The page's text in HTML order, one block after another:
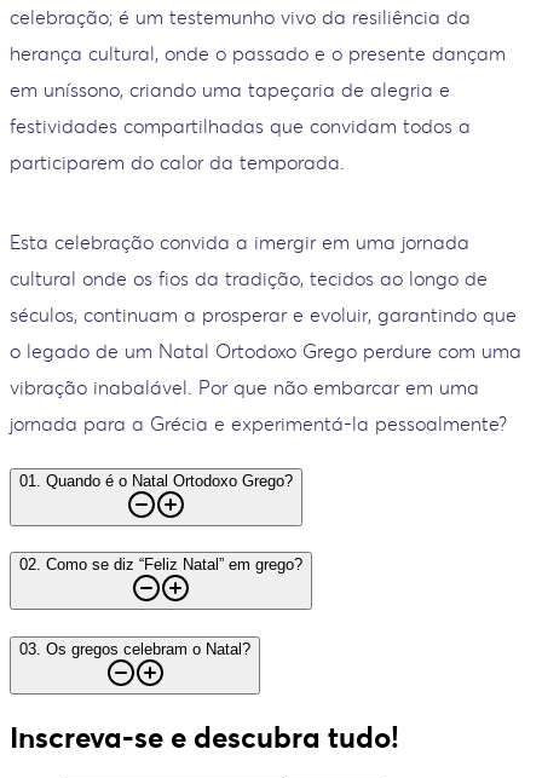
celebração; é um testemunho vivo da resiliência da
herança cultural, onde o passado e o presente dançam
em uníssono, criando uma tapeçaria de alegria e
festividades compartilhadas que convidam todos a
participarem do calor da temporada.
Esta celebração convida a imergir em uma jornada
cultural onde os fios da tradição, tecidos ao longo de
séculos, continuam a prosperar e evoluir, garantindo que
o legado de um Natal Ortodoxo Grego perdure com uma
vibração inabalável. Por que não embarcar em uma
jornada para a Grécia e experimentá-la pessoalmente?
01 Quando é o Natal Ortodoxo Grego?
02. Como se diz “Feliz Natal” em grego?
03 Os gregos celebram o Natal?
Inscreva-se e descubra tudo!